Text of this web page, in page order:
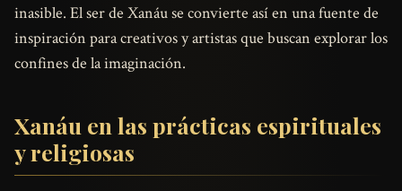
inasible. El ser de Xanáu se convierte así en una fuente de
inspiración para creativos y artistas que buscan explorar los
confines de la imaginación.
Xanáu en las prácticas espirituales
y religiosas